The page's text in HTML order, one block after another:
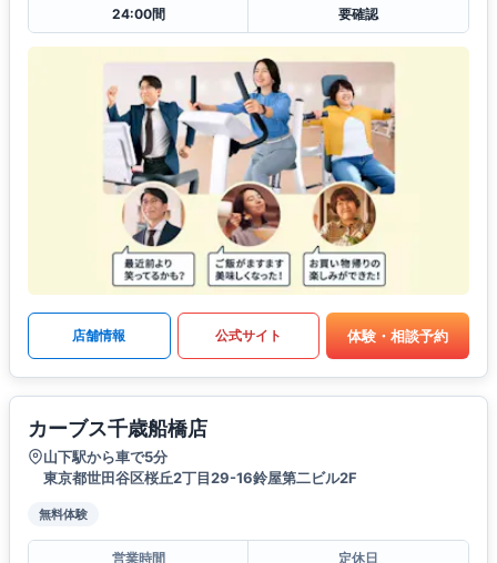
24:00間
要確認
店舗情報 公式サイト 体験・相談予約
カーブス千歳船橋店
山下駅から車で5分
東京都世田谷区桜丘2丁目29-16鈴屋第二ビル2F
無料体験
営業時間 定休日